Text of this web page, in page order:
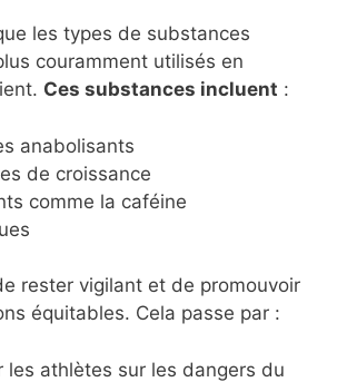
les types de substances
couramment utilisés en
Ces substances incluent :
anabolisants
de croissance
comme la caféine
rester vigilant et de promouvoir
équitables. Cela passe par :
les athlètes sur les dangers du